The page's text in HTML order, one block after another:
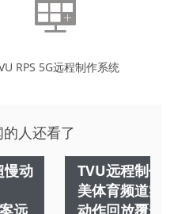
RPS 5G远程制作系统
人还看了
慢动
远
TVU远程制作
美体育频道实
动作回放覆盖